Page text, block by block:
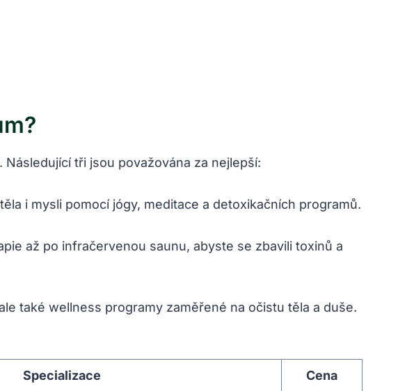
tři jsou považována za nejlepší:
i mysli pomocí jógy, meditace a detoxikačních programů.
až po infračervenou saunu, abyste se zbavili toxinů a
také wellness programy zaměřené na očistu těla a duše.
Specializace Cena